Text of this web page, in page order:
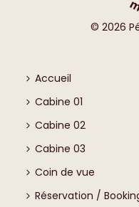
© 2026
Accueil
Cabine 01
Cabine 02
Cabine 03
Coin de vue
Réservation /